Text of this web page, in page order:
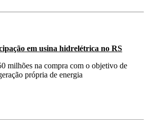
em usina hidrelétrica no RS
milhões na compra com o objetivo de
própria de energia